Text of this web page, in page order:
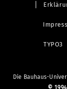
TYPO3
Die Bauhaus-
©